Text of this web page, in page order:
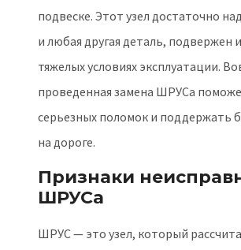
подвеске. Этот узел достаточно
и любая другая деталь, подвержен
тяжелых условиях эксплуатации.
проведенная замена ШРУСа
серьезных поломок и поддержать
на дороге.
Признаки
ШРУСа
ШРУС — это узел, который